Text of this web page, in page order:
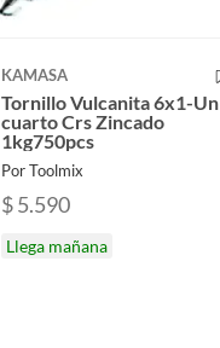
KAMASA
Tornillo Vulcanita 6x1-Un
cuarto Crs Zincado
1kg750pcs
Por Toolmix
$ 5.590
Llega mañana